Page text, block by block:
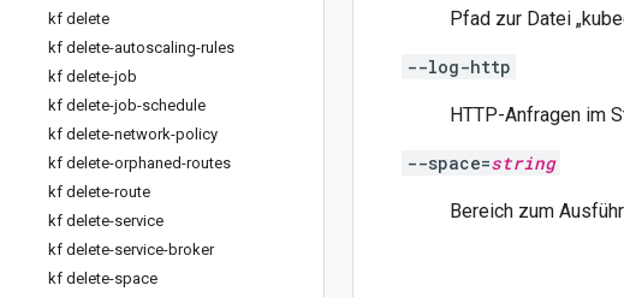
kf delete
kf delete-autoscaling-rules
kf delete-job
kf delete-job-schedule
kf delete-network-policy
kf delete-orphaned-routes
kf delete-route
kf delete-service
kf delete-service-broker
kf delete-space
Pfad zur Datei
--log-http
HTTP-Anfragen im
--space=string
Bereich zum